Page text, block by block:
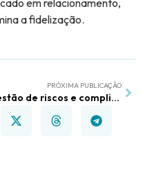
em relacionamento,
a fidelização.
PRÓXIMA PUBLICAÇÃO
Gestão de riscos e compliance: a base invisível do crescimento sólido